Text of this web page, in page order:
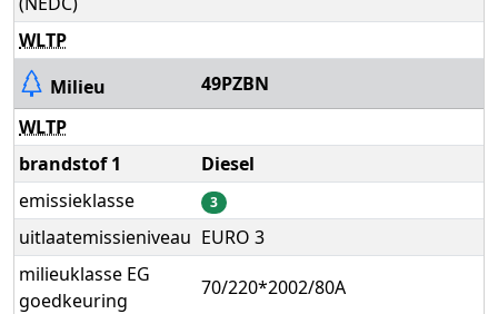
WLTP
Milieu
49PZBN
WLTP
brandstof 1
Diesel
emissieklasse
3
uitlaatemissieniveau EURO 3
milieuklasse EG
goedkeuring
70/220*2002/80A